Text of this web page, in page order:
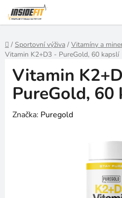
Přejít
na
obsah
Domů
/ Sportovní výživa / Vitamíny a
Vitamin K2+D3 - PureGold, 60 kapslí
Vitamin
PureGold, 60
Značka: Puregold